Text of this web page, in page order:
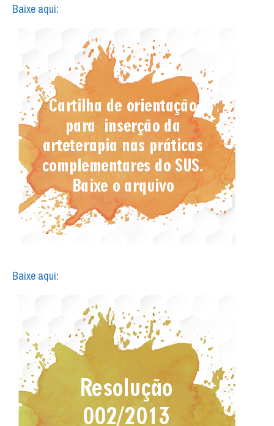
Baixe aqui:
Baixe aqui: